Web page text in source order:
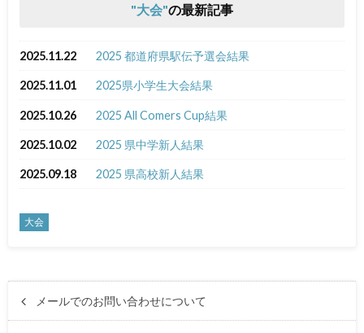
大会 の最新記事
2025.11.22 2025 都道府県駅伝予選会結果
2025.11.01 2025県小学生大会結果
2025.10.26 2025 All Comers Cup結果
2025.10.02 2025 県中学新人結果
2025.09.18 2025 県高校新人結果
大会
メールでのお問い合わせについて